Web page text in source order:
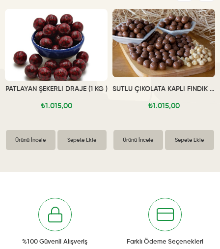
PATLAYAN ŞEKERLİ DRAJE (1 KG )
₺1.015,00
Sepete Ekle
Ürünü İncele
SÜTLÜ ÇİKOLATA KAPLI FINDIK DRAJE (1 KG)
₺1.015,00
Sepete Ekle
Ürünü İncele
%100 Güvenli Alışveriş Farklı Ödeme Seçenekleri